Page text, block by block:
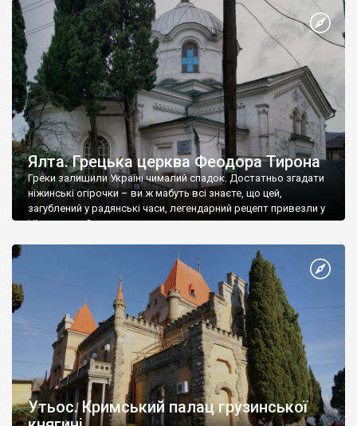
Ялта. Грецька церква Феодора Тирона
Греки залишили Україні чималий спадок. Достатньо згадати
ніжинські огірочки – ви ж мабуть всі знаєте, що цей,
загублений у радянські часи, легендарний рецепт привезли у
Ніжин греки?
Утьос. Кримський палац грузинської